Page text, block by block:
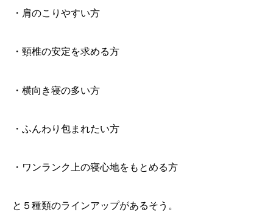
・肩のこりやすい方
・頸椎の安定を求める方
・横向き寝の多い方
・ふんわり包まれたい方
・ワンランク上の寝心地をもとめる方
と５種類のラインアップがあるそう。